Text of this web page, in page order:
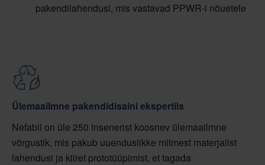
pakendilahendusi, mis vastavad PPWR-i nõuetele
Ülemaailmne pakendidisaini ekspertiis
Nefabil on üle 250 insenerist koosnev ülemaailmne
võrgustik, mis pakub uuenduslikke mitmest materjalist
lahendusi ja kiiret prototüüpimist, et tagada